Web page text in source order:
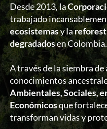
Desde 2013, la
trabajado
ecosistemasy la
degradadosen Colombia.
A través de la siembra
conocimientos
Ambientales, Sociales,
Económicosque
transforman vidas y